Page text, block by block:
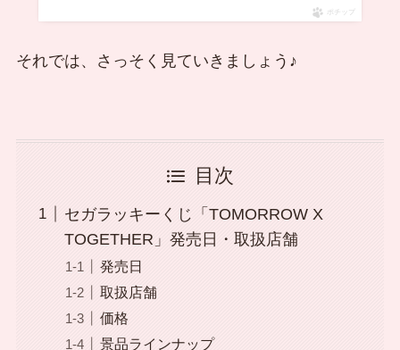
ポチップ
それでは、さっそく見ていきましょう♪
目次
セガラッキーくじ「TOMORROW X
TOGETHER」発売日・取扱店舗
発売日
取扱店舗
価格
景品ラインナップ